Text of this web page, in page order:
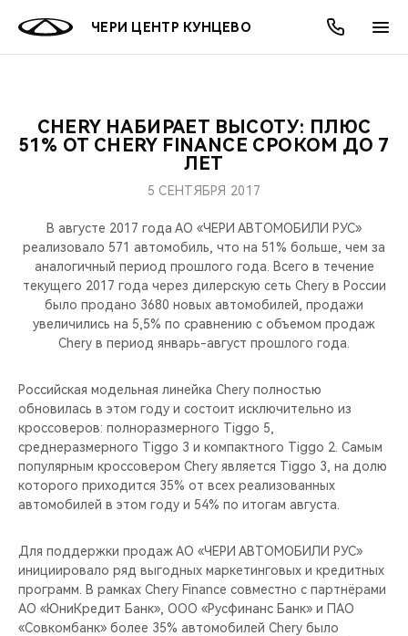
ЧЕРИ ЦЕНТР КУНЦЕВО
МОДЕЛИ
КРОССОВЕРЫ
СЕДАНЫ
НОВИНКИ
ПОКУПАТЕЛЯМ
КРЕДИТ И СТРАХОВАНИЕ
ВЛАДЕЛЬЦАМ
ЗАПЧАСТИ И АКСЕССУАРЫ
ПОДДЕРЖКА
МИР CHERY
О БРЕНДЕ
CHERY В СОЦСЕТЯХ
CHERY REMOTE
CHERY И СПОРТ
НАШИ МЕРОПРИЯТИЯ
ВИДЕООБЗОРЫ
CHERY ДЛЯ ДЕТЕЙ
АКЦИИ
ОНЛАЙН СЕРВИСЫ
КРЕДИТ
О КОМПАНИИ
МЫ В СОЦСЕТЯХ
CHERY НАБИРАЕТ ВЫСОТУ: ПЛЮС
51% ОТ CHERY FINANCE СРОКОМ ДО 7
ЛЕТ
5 СЕНТЯБРЯ 2017
В августе 2017 года АО «ЧЕРИ АВТОМОБИЛИ РУС»
реализовало 571 автомобиль, что на 51% больше, чем за
аналогичный период прошлого года. Всего в течение
текущего 2017 года через дилерскую сеть Chery в России
было продано 3680 новых автомобилей, продажи
увеличились на 5,5% по сравнению с объемом продаж
Chery в период январь-август прошлого года.
Российская модельная линейка Chery полностью
обновилась в этом году и состоит исключительно из
кроссоверов: полноразмерного Tiggo 5,
среднеразмерного Tiggo 3 и компактного Tiggo 2. Самым
популярным кроссовером Chery является Tiggo 3, на долю
которого приходится 35% от всех реализованных
автомобилей в этом году и 54% по итогам августа.
Для поддержки продаж АО «ЧЕРИ АВТОМОБИЛИ РУС»
инициировало ряд выгодных маркетинговых и кредитных
программ. В рамках Chery Finance совместно с партнёрами
АО «ЮниКредит Банк», ООО «Русфинанс Банк» и ПАО
«Совкомбанк» более 35% автомобилей Chery было